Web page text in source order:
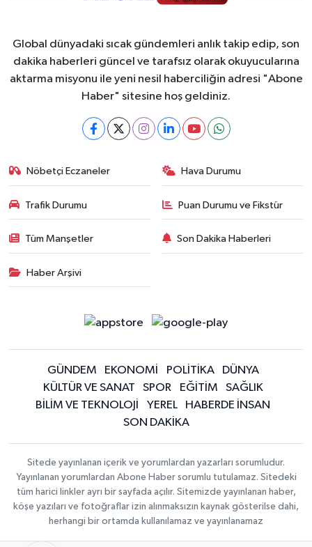
Global dünyadaki sıcak gündemleri anlık takip edip, son
dakika haberleri güncel ve tarafsız olarak okuyucularına
aktarma misyonu ile yeni nesil haberciliğin adresi "Abone
Haber" sitesine hoş geldiniz.
Nöbetçi Eczaneler Hava Durumu
Trafik Durumu Puan Durumu ve Fikstür
Tüm Manşetler Son Dakika Haberleri
Haber Arşivi
GÜNDEM EKONOMİ POLİTİKA
DÜNYA
KÜLTÜR VE SANAT
SPOR EĞİTİM
SAĞLIK
BİLİM VE TEKNOLOJİ
YEREL
HABERDE İNSAN
SON DAKİKA
Sitede yayınlanan içerik ve yorumlardan yazarları sorumludur.
Yayınlanan yorumlardan Abone Haber sorumlu tutulamaz. Sitedeki
tüm harici linkler ayrı bir sayfada açılır. Sitemizde yayınlanan haber,
köşe yazıları ve fotoğraflar izin alınmaksızın kaynak gösterilse dahi,
herhangi bir ortamda kullanılamaz ve yayınlanamaz